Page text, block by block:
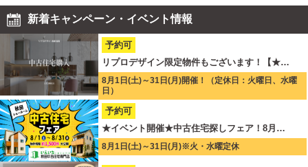
新着キャンペーン・イベント情報
予約可
リプロデザイン限定物件もございます！【★…
8月1日(土)～31日(月)開催！（定休日：火曜日、水曜
日）
予約可
★イベント開催★中古住宅探しフェア！8月…
8月1日(土)～31日(月)※火・水曜定休